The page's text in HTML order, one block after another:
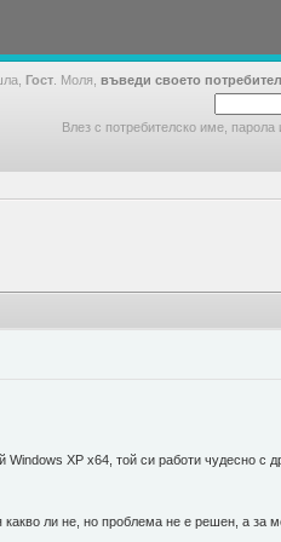
Гост . Моля, въведи своето
Влез с потребителско име,
XP x64, той си работи чудесно с
ли не, но проблема не е решен, а за